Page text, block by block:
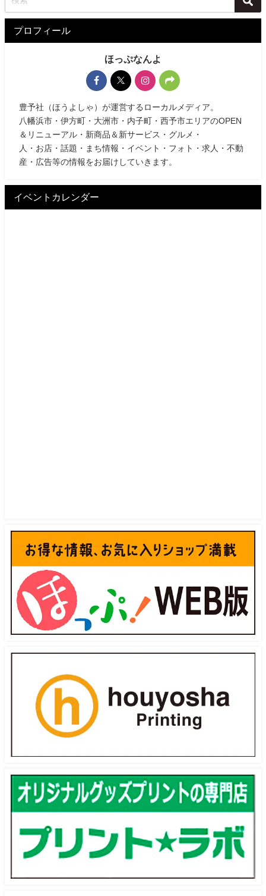
プロフィール
ほっぷなんよ
豊予社（ほうよしゃ）が運営するローカルメディア。
八幡浜市・伊方町・大洲市・内子町・西予市エリアのOPEN
＆リニューアル・新商品＆新サービス・グルメ・
人・お店・話題・まち情報・イベント・フォト・求人・不動
産・広告等の情報をお届けしていきます。
イベントカレンダー